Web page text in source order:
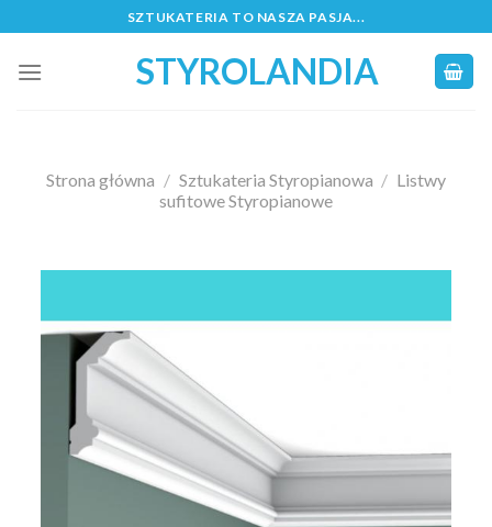
to
content
SZTUKATERIA TO NASZA PASJA...
STYROLANDIA
Strona główna / Sztukateria Styropianowa / Listwy
sufitowe Styropianowe